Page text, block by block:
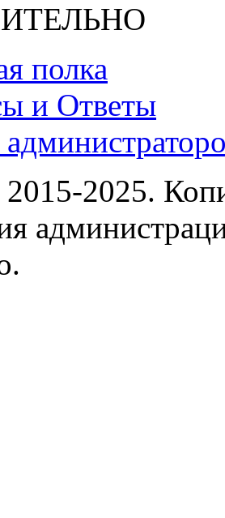
полка
и Ответы
2025.